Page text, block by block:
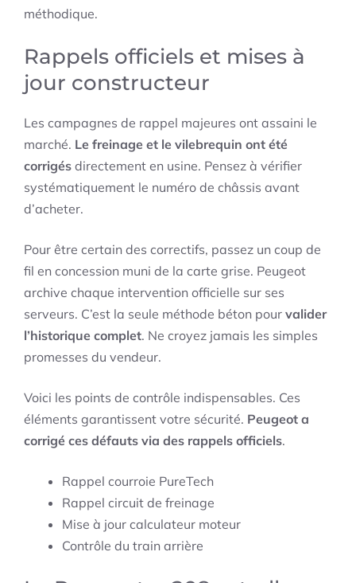
méthodique.
Rappels officiels et mises à
jour constructeur
Les campagnes de rappel majeures ont assaini le
marché. Le freinage et le vilebrequin ont été
corrigés directement en usine. Pensez à vérifier
systématiquement le numéro de châssis avant
d’acheter.
Pour être certain des correctifs, passez un coup de
fil en concession muni de la carte grise. Peugeot
archive chaque intervention officielle sur ses
serveurs. C’est la seule méthode béton pour valider
l’historique complet. Ne croyez jamais les simples
promesses du vendeur.
Voici les points de contrôle indispensables. Ces
éléments garantissent votre sécurité. Peugeot a
corrigé ces défauts via des rappels officiels.
Rappel courroie PureTech
Rappel circuit de freinage
Mise à jour calculateur moteur
Contrôle du train arrière